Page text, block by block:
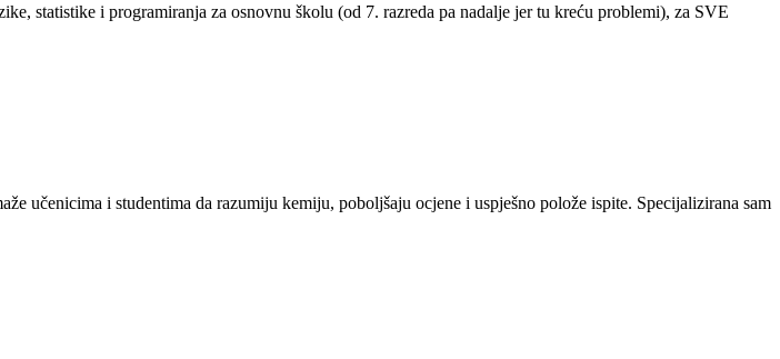
statistike i programiranja za osnovnu školu (od 7. razreda pa nadalje jer tu kreću problemi), za SVE
učenicima i studentima da razumiju kemiju, poboljšaju ocjene i uspješno polože ispite. Specijalizirana sam